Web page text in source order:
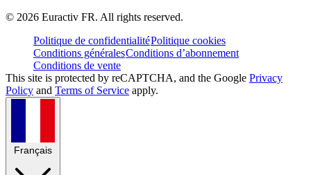
© 2026 Euractiv FR. All rights reserved.
Politique de confidentialitéPolitique cookies
Conditions généralesConditions d’abonnement
Conditions de vente
This site is protected by reCAPTCHA, and the Google Privacy
Policy and Terms of Service apply.
Français